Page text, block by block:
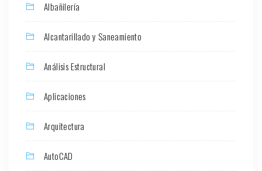
Albañilería
Alcantarillado y Saneamiento
Análisis Estructural
Aplicaciones
Arquitectura
AutoCAD